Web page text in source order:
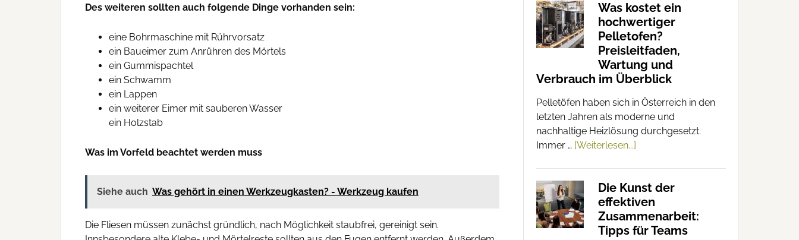
Des weiteren sollten auch folgende Dinge vorhanden sein:
eine Bohrmaschine mit Rührvorsatz
ein Baueimer zum Anrühren des Mörtels
ein Gummispachtel
ein Schwamm
ein Lappen
ein weiterer Eimer mit sauberen Wasser
ein Holzstab
Was im Vorfeld beachtet werden muss
Siehe auch Was gehört in einen Werkzeugkasten? - Werkzeug kaufen
Die Fliesen müssen zunächst gründlich, nach Möglichkeit staubfrei, gereinigt sein.
Was kostet ein
hochwertiger
Pelletofen?
Preisleitfaden,
Wartung und
Verbrauch im Überblick
Pelletöfen haben sich in Österreich in den
letzten Jahren als moderne und
nachhaltige Heizlösung durchgesetzt.
Immer … [Weiterlesen...]
Die Kunst der
effektiven
Zusammenarbeit:
Tipps für Teams